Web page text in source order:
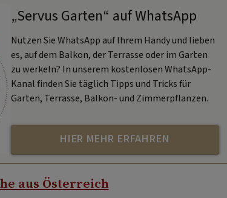
„Servus Garten“ auf WhatsApp
Nutzen Sie WhatsApp auf Ihrem Handy und lieben
es, auf dem Balkon, der Terrasse oder im Garten
zu werkeln? In unserem kostenlosen WhatsApp-
Kanal finden Sie täglich Tipps und Tricks für
Garten, Terrasse, Balkon- und Zimmerpflanzen.
HIER MEHR ERFAHREN
aus Österreich